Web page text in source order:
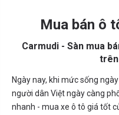
Mua bán ô
Carmudi - Sàn mua
Ngày nay, khi mức sống
người dân Việt ngày càng
nhanh - mua xe ô tô giá tốt